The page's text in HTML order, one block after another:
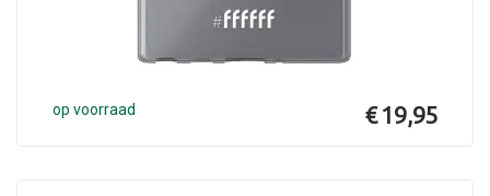
op voorraad € 19,95